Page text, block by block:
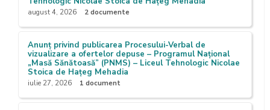
august 4, 2026 2 documente
Anunț privind publicarea Procesului-Verbal de
vizualizare a ofertelor depuse – Programul Național
„Masă Sănătoasă” (PNMS) – Liceul Tehnologic Nicolae
Stoica de Hațeg Mehadia
iulie 27, 2026 1 document